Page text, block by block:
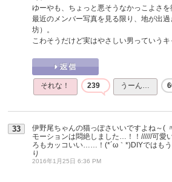
ゆーやも、ちょっと悪そうなかっこよさを
最近のメンバー写真を見る限り、地が出
坊）。
こわそうだけど実はやさしい男っていうキ
それな！ 239 うーん…
33
伊野尾ちゃんの猫っぽさいいですよね～(
モーションは悶絶しました…！！//////可愛
ろもカッコいい……！(*´ω｀*)DIYではも
り
2016年1月25日 6:36 PM